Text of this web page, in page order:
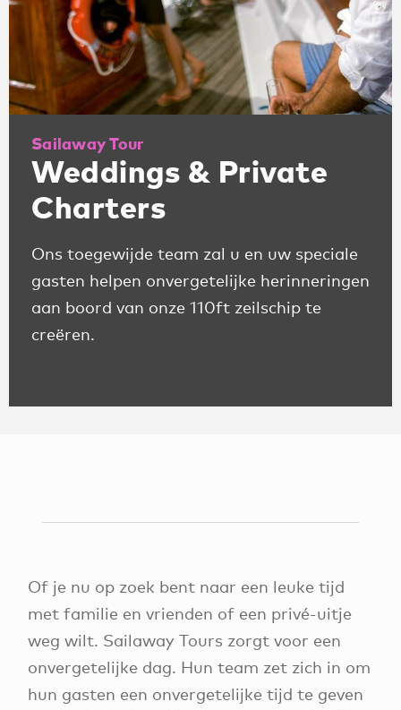
Sailaway Tour
Weddings & Private
Charters
Ons toegewijde team zal u en uw speciale
gasten helpen onvergetelijke herinneringen
aan boord van onze 110ft zeilschip te
creëren.
Of je nu op zoek bent naar een leuke tijd
met familie en vrienden of een privé-uitje
weg wilt. Sailaway Tours zorgt voor een
onvergetelijke dag. Hun team zet zich in om
hun gasten een onvergetelijke tijd te geven